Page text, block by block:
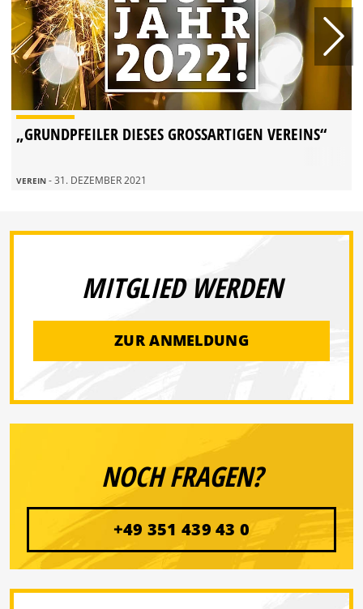
„GRUNDPFEILER DIESES GROSSARTIGEN VEREINS“
VEREIN - 31. DEZEMBER 2021
MITGLIED WERDEN
ZUR ANMELDUNG
NOCH FRAGEN?
+49 351 439 43 0